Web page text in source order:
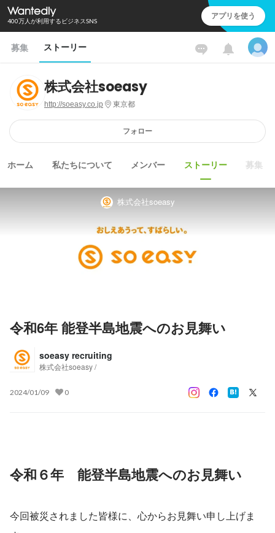
400万人が利用するビジネスSNS アプリを使う
募集 ストーリー
株式会社soeasy
http://soeasy.co.jp 東京都
フォロー
ホーム 私たちについて メンバー ストーリー 募集
株式会社soeasy
令和6年 能登半島地震へのお見舞い
soeasy recruiting
株式会社soeasy /
2024/01/09 0
令和６年　能登半島地震へのお見舞い
今回被災されました皆様に、心からお見舞い申し上げま